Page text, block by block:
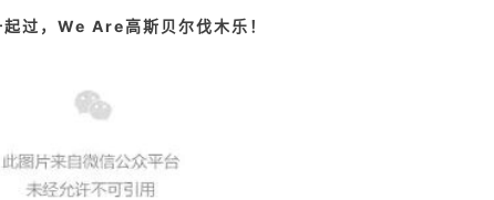
过，We Are高斯贝尔伐木乐！